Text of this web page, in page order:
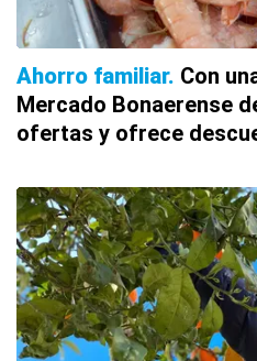
Ahorro familiar Con
Mercado Bonaerense
ofertas y ofrece